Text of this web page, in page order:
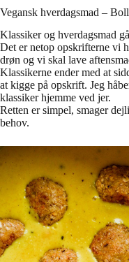
Vegansk hverdagsmad –
Klassiker og hverdagsmad
Det er netop opskrifterne vi
drøn og vi skal lave
Klassikerne ender med at
at kigge på opskrift. Jeg
klassiker hjemme ved jer.
Retten er simpel, smager
behov.